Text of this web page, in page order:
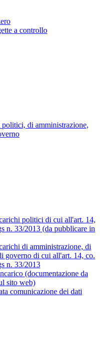
a controllo
di amministrazione,
politici di cui all'art. 14,
n. 33/2013 (da pubblicare in
di amministrazione, di
governo di cui all'art. 14, co.
n. 33/2013
(documentazione da
sito web)
comunicazione dei dati